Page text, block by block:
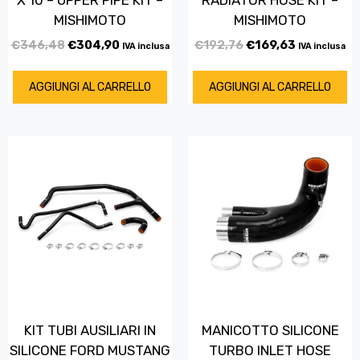
MISHIMOTO
€346,48€304,90 IVA inclusa
AGGIUNGI AL CARRELLO
MISHIMOTO
€192,76€169,63 IVA inclusa
AGGIUNGI AL CARRELLO
KIT TUBI AUSILIARI IN
SILICONE FORD MUSTANG
MANICOTTO SILICONE
TURBO INLET HOSE